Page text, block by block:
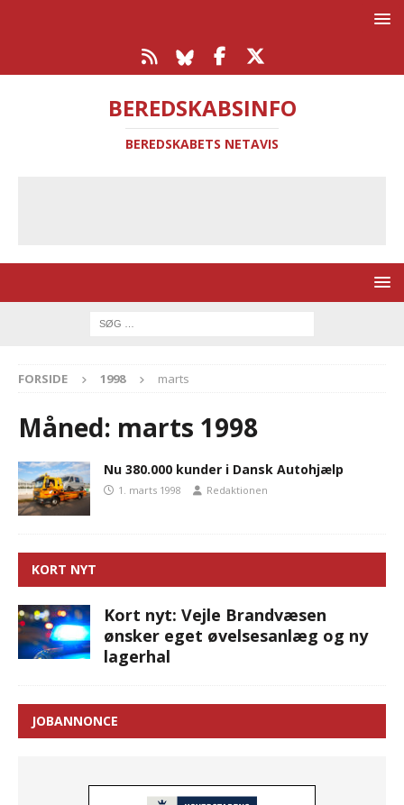
BEREDSKABSINFO
BEREDSKABETS NETAVIS
FORSIDE 1998 marts
Måned: marts 1998
Nu 380.000 kunder i Dansk Autohjælp
1. marts 1998 Redaktionen
KORT NYT
Kort nyt: Vejle Brandvæsen
ønsker eget øvelsesanlæg og ny
lagerhal
JOBANNONCE